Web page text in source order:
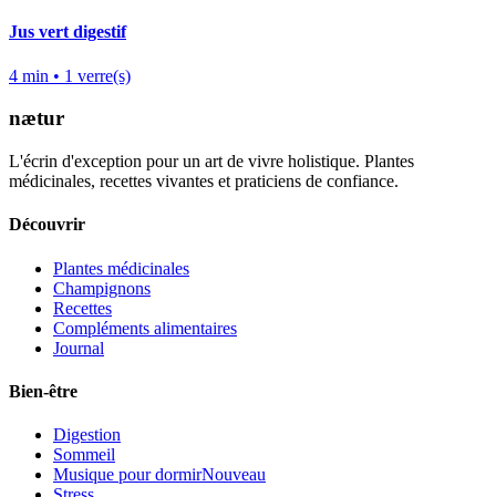
Jus vert digestif
4 min • 1 verre(s)
nætur
L'écrin d'exception pour un art de vivre holistique. Plantes
médicinales, recettes vivantes et praticiens de confiance.
Découvrir
Plantes médicinales
Champignons
Recettes
Compléments alimentaires
Journal
Bien-être
Digestion
Sommeil
Musique pour dormirNouveau